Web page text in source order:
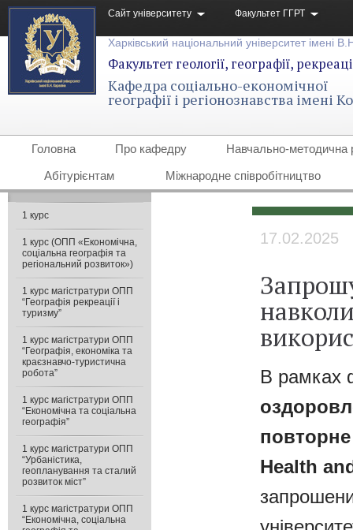
Сайт університету Факультет ГГРТ
Харківський національний університет імені
Факультет геології, географії,
Кафедра соціально-економічної
географії і регіонознавства імені
Головна Про кафедру
Навчально-методична
Абітурієнтам
Міжнародне співробітництво
17.02.2025
В рамках
Health
1 курс
1 курс (ОПП «Економічна,
соціальна географія та
регіональний розвиток»)
1 курс магістратури ОПП
“Географія рекреації і
туризму”
1 курс магістратури ОПП
“Географія, економіка та
краєзнавчо-туристична
робота”
1 курс магістратури ОПП
“Економічна та соціальна
географія”
1 курс магістратури ОПП
“Урбаністика,
геопланування та сталий
розвиток міст”
1 курс магістратури ОПП
“Економічна, соціальна